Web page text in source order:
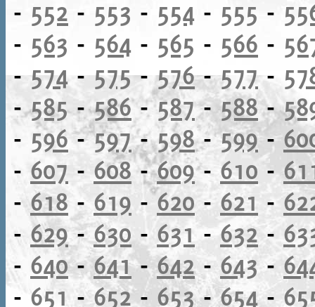
- 552 - 553 - 554 - 555 -
- 563 - 564 - 565 - 566 -
-574 -575-576-577-
-585-586-587-588-
- 596-597-598-599-
- 607 - 608-609- 610 -
- 618 -619 -620 - 621 -
- 629-630 -631-632 -
- 640-641-642- 643 -
- 651 -652- 653-654-